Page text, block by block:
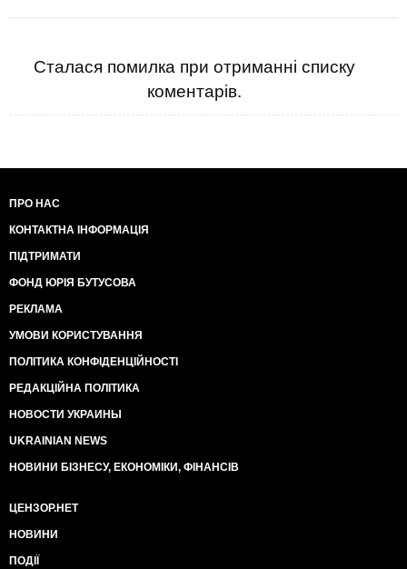
Сталася помилка при отриманні списку
коментарів.
ПРО НАС
КОНТАКТНА ІНФОРМАЦІЯ
ПІДТРИМАТИ
ФОНД ЮРІЯ БУТУСОВА
РЕКЛАМА
УМОВИ КОРИСТУВАННЯ
ПОЛІТИКА КОНФІДЕНЦІЙНОСТІ
РЕДАКЦІЙНА ПОЛІТИКА
НОВОСТИ УКРАИНЫ
UKRAINIAN NEWS
НОВИНИ БІЗНЕСУ, ЕКОНОМІКИ, ФІНАНСІВ
ЦЕНЗОР.НЕТ
НОВИНИ
ПОДІЇ